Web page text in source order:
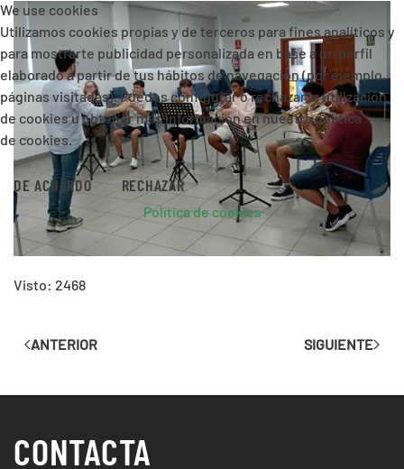
Visto: 2468
ANTERIOR SIGUIENTE
CONTACTA
We use cookies
Utilizamos cookies propias y de terceros para fines analíticos y
para mostrarte publicidad personalizada en base a un perfil
elaborado a partir de tus hábitos de navegación (por ejemplo,
páginas visitadas). Puedes configurar o rechazar la utilización
de cookies u obtener más información en nuestra política
de cookies.
DE ACUERDO RECHAZAR
Política de cookies